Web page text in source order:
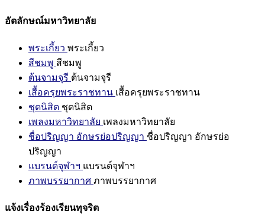
อัตลักษณ์มหาวิทยาลัย
พระเกี้ยว พระเกี้ยว
สีชมพู สีชมพู
ต้นจามจุรี ต้นจามจุรี
เสื้อครุยพระราชทาน เสื้อครุยพระราชทาน
ชุดนิสิต ชุดนิสิต
เพลงมหาวิทยาลัย เพลงมหาวิทยาลัย
ชื่อปริญญา อักษรย่อปริญญา ชื่อปริญญา อักษรย่อ
ปริญญา
แบรนด์จุฬาฯ แบรนด์จุฬาฯ
ภาพบรรยากาศ ภาพบรรยากาศ
แจ้งเรื่องร้องเรียนทุจริต